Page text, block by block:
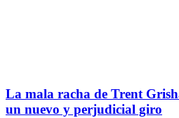
La mala racha de Trent
un nuevo y perjudicial giro